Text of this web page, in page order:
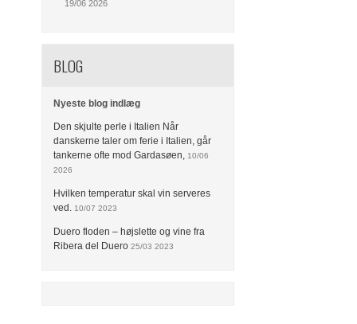
19/06 2026
BLOG
Nyeste blog indlæg
Den skjulte perle i Italien Når
danskerne taler om ferie i Italien, går
tankerne ofte mod Gardasøen, 10/06
2026
Hvilken temperatur skal vin serveres
ved. 10/07 2023
Duero floden – højslette og vine fra
Ribera del Duero 25/03 2023